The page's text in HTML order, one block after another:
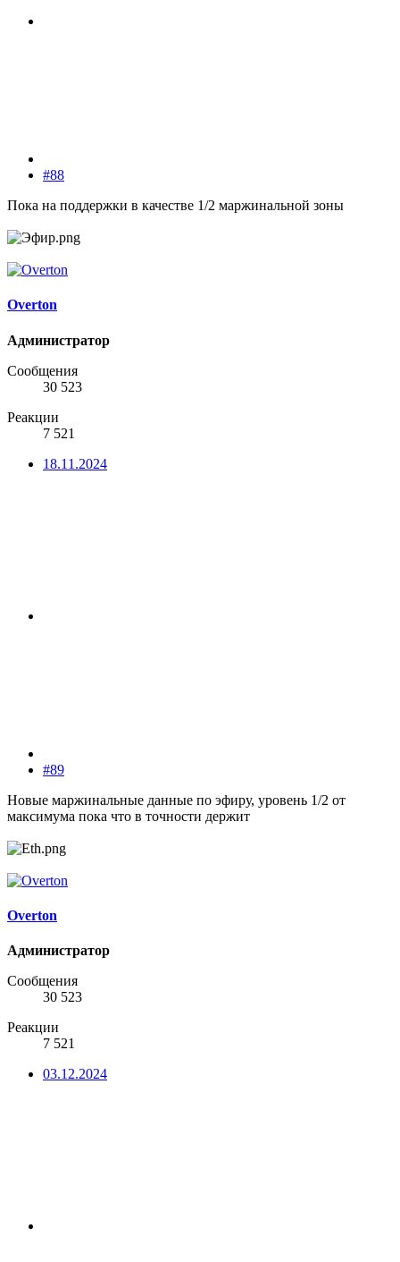
#88
Пока на поддержки в качестве 1/2 маржинальной зоны
Overton
Администратор
Сообщения
30 523
Реакции
7 521
18.11.2024
#89
Новые маржинальные данные по эфиру, уровень 1/2 от
максимума пока что в точности держит
Overton
Администратор
Сообщения
30 523
Реакции
7 521
03.12.2024